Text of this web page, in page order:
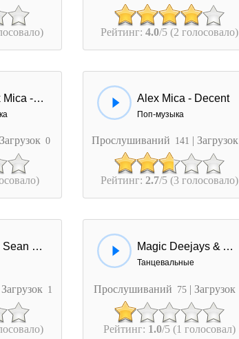
Рейтинг:4.0/5 (2 голосовало)
BWF & Alex Mica - Am Vazut
0
Alex Mica - Decent
Поп-музыка
Прослушиваний 141 | Загрузок
Рейтинг: 2.7/5 (3 голосовало)
Alex Mica & Sean Norvis, Seepryan - Love In Bali
Загрузок 1
Magic Deejays & Alex Stavi - Mamasita Bum Bum (Club Remix)
Танцевальные
Прослушиваний 75 | Загрузок
Рейтинг: 1.0/5 (1 голосовал)